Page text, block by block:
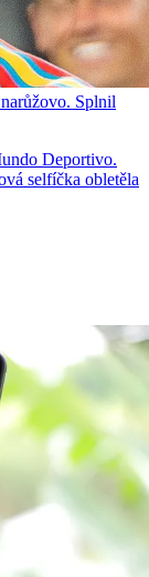
Splnil
Deportivo.
selfíčka obletěla